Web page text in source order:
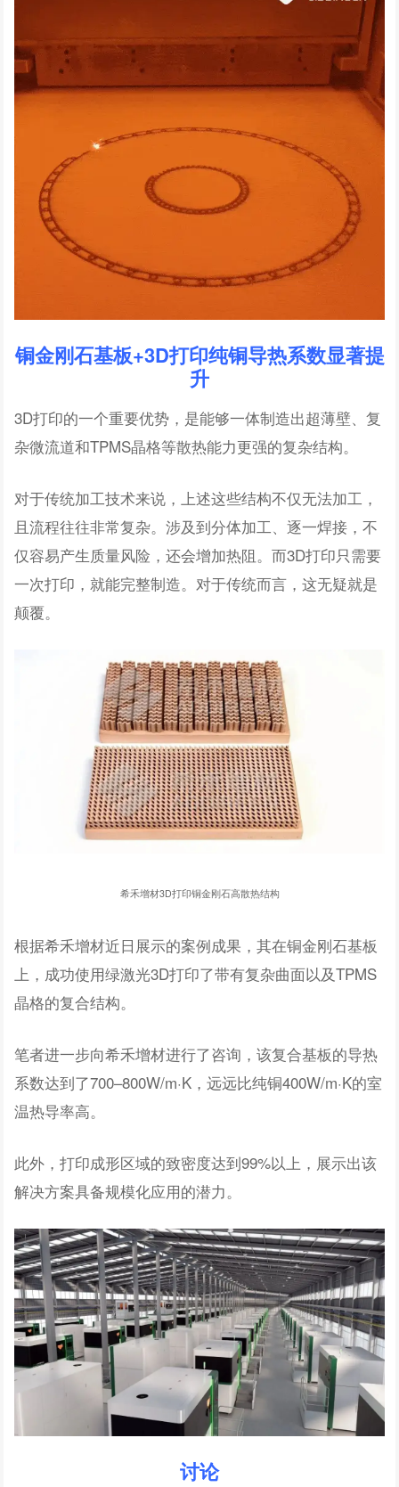
铜金刚石基板+3D打印纯铜导热系数显著提
升
3D打印的一个重要优势，是能够一体制造出超薄壁、复
杂微流道和TPMS晶格等散热能力更强的复杂结构。
对于传统加工技术来说，上述这些结构不仅无法加工，
且流程往往非常复杂。涉及到分体加工、逐一焊接，不
仅容易产生质量风险，还会增加热阻。而3D打印只需要
一次打印，就能完整制造。对于传统而言，这无疑就是
颠覆。
希禾增材3D打印铜金刚石高散热结构
根据希禾增材近日展示的案例成果，其在铜金刚石基板
上，成功使用绿激光3D打印了带有复杂曲面以及TPMS
晶格的复合结构。
笔者进一步向希禾增材进行了咨询，该复合基板的导热
系数达到了700–800W/m·K，远远比纯铜400W/m·K的室
温热导率高。
此外，打印成形区域的致密度达到99%以上，展示出该
解决方案具备规模化应用的潜力。
讨论